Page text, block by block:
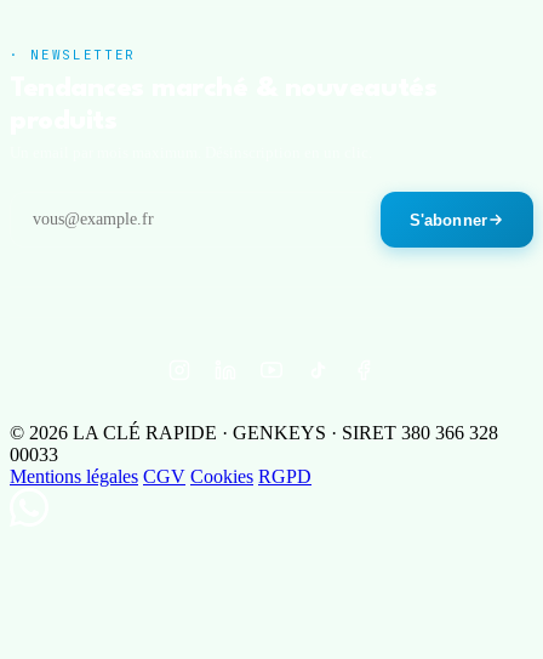
· NEWSLETTER
S'abonner
© 2026 LA CLÉ RAPIDE · GENKEYS · SIRET 380 366 328
00033
Mentions légales CGV Cookies RGPD